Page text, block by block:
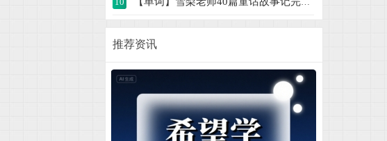
小学数学口算竖式脱式计算应用题一二三四五
2025年新版字帖 PDF电子版字帖练字1-6年级
推荐资讯